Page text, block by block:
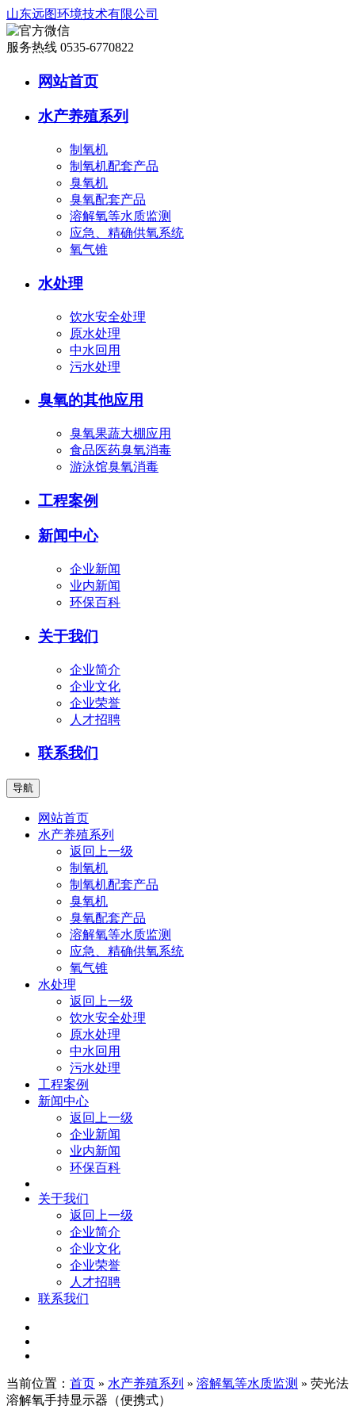
山东远图环境技术有限公司
服务热线 0535-6770822
网站首页
水产养殖系列
制氧机
制氧机配套产品
臭氧机
臭氧配套产品
溶解氧等水质监测
应急、精确供氧系统
氧气锥
水处理
饮水安全处理
原水处理
中水回用
污水处理
臭氧的其他应用
臭氧果蔬大棚应用
食品医药臭氧消毒
游泳馆臭氧消毒
工程案例
新闻中心
企业新闻
业内新闻
环保百科
关于我们
企业简介
企业文化
企业荣誉
人才招聘
联系我们
导航
网站首页
水产养殖系列
返回上一级
制氧机
制氧机配套产品
臭氧机
臭氧配套产品
溶解氧等水质监测
应急、精确供氧系统
氧气锥
水处理
返回上一级
饮水安全处理
原水处理
中水回用
污水处理
工程案例
新闻中心
返回上一级
企业新闻
业内新闻
环保百科
关于我们
返回上一级
企业简介
企业文化
企业荣誉
人才招聘
联系我们
当前位置： 首页 » 水产养殖系列 » 溶解氧等水质监测 » 荧光法
溶解氧手持显示器（便携式）